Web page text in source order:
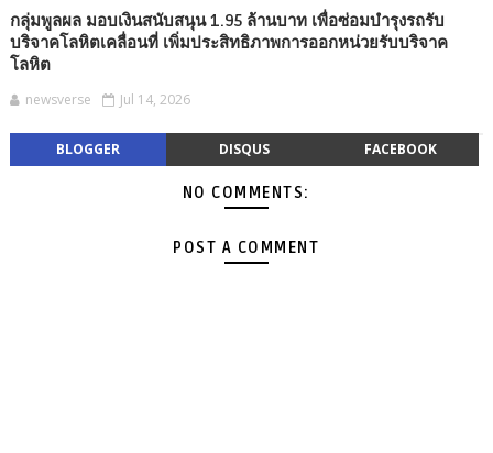
กลุ่มพูลผล มอบเงินสนับสนุน 1.95 ล้านบาท เพื่อซ่อมบำรุงรถรับ
บริจาคโลหิตเคลื่อนที่ เพิ่มประสิทธิภาพการออกหน่วยรับบริจาค
โลหิต
newsverse Jul 14, 2026
BLOGGER DISQUS FACEBOOK
NO COMMENTS:
POST A COMMENT